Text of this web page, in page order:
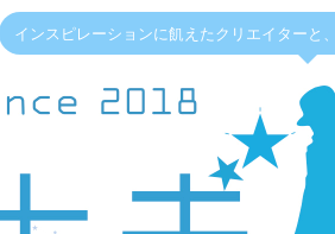
インスピレーションに飢えたクリエイターと